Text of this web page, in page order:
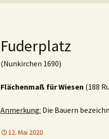
Fuderplatz
(Nunkirchen 1690)
Flächenmaß für Wiesen (188
Anmerkung: Die Bauern
12. Mai 2020